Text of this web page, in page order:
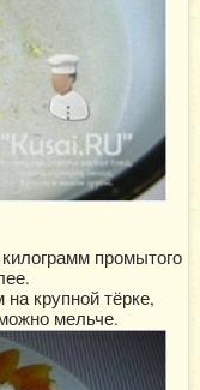
промытого
крупной тёрке,
мельче.